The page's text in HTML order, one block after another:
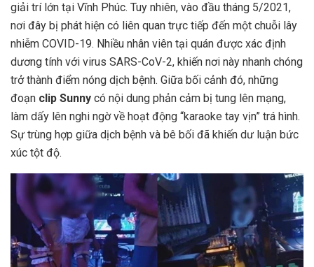
giải trí lớn tại Vĩnh Phúc. Tuy nhiên, vào đầu tháng 5/2021,
nơi đây bị phát hiện có liên quan trực tiếp đến một chuỗi lây
nhiễm COVID-19. Nhiều nhân viên tại quán được xác định
dương tính với virus SARS-CoV-2, khiến nơi này nhanh chóng
trở thành điểm nóng dịch bệnh. Giữa bối cảnh đó, những
đoạn clip Sunny có nội dung phản cảm bị tung lên mạng,
làm dấy lên nghi ngờ về hoạt động “karaoke tay vịn” trá hình.
Sự trùng hợp giữa dịch bệnh và bê bối đã khiến dư luận bức
xúc tột độ.